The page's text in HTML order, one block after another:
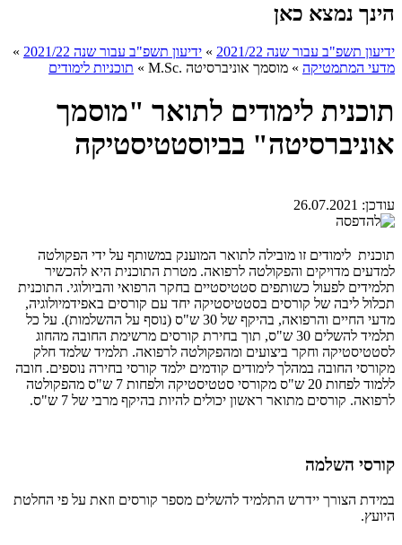
הינך נמצא כאן
ידיעון תשפ"ב עבור שנה 2021/22 » ידיעון תשפ"ב עבור שנה 2021/22
»
מדעי המתמטיקה » מוסמך אוניברסיטה .M.Sc » תוכניות לימודים
תוכנית לימודים לתואר "מוסמך
אוניברסיטה" בביוסטטיסטיקה
עודכן: 26.07.2021
תוכנית לימודים זו מובילה לתואר המוענק במשותף על ידי הפקולטה
למדעים מדויקים והפקולטה לרפואה. מטרת התוכנית היא להכשיר
תלמידים לפעול כשותפים סטטיסטיים בחקר הרפואי והביולוגי. התוכנית
תכלול ליבה של קורסים בסטטיסטיקה יחד עם קורסים באפידמיולוגיה,
מדעי החיים והרפואה, בהיקף של 30 ש"ס (נוסף על ההשלמות). על כל
תלמיד להשלים 30 ש"ס, תוך בחירת קורסים מרשימת החובה מהחוג
לסטטיסטיקה וחקר ביצועים ומהפקולטה לרפואה. תלמיד שלמד חלק
מקורסי החובה במהלך לימודים קודמים ילמד קורסי בחירה נוספים. חובה
ללמוד לפחות 20 ש"ס מקורסי סטטיסטיקה ולפחות 7 ש"ס מהפקולטה
לרפואה. קורסים מתואר ראשון יכולים להיות בהיקף מרבי של 7 ש"ס.
קורסי השלמה
במידת הצורך יידרש התלמיד להשלים מספר קורסים וזאת על פי החלטת
היועץ.